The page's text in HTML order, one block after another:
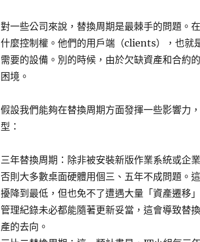
對一些公司來說，替換周期是最棘手的問題。
什麼控制權。他們的用戶端（clients），也就
需要的設備。別的時候，由於欠缺資產和合約
困境。
假設我們能夠在替換周期方面發揮一些影響力
型：
三年替換周期：除非被安裝新版作業系統或企
否則大多數桌面硬體用個三、五年不成問題。
擾降到最低，但也免不了遭遇大量「資產遷移
管理紀錄未必都能隨著更新妥當，這會導致替
產的去向。